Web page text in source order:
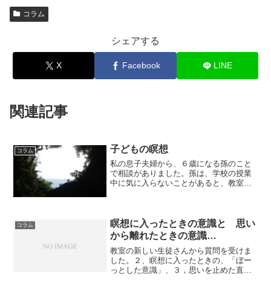
コラム
シェアする
X Facebook LINE
関連記事
コラム 子どもの瞑想
私の息子夫婦から、６歳になる孫のこと
で相談がありました。孫は、学校の授業
中に気に入らないことがあると、教室を
させて、集中力がアップし...
コラム
瞑想に入ったときの意識と 思い
から離れたときの意識…
教室の新しい生徒さんから質問を受けま
した。２、瞑想に入ったときの、「ぼー
っとした意識」、３，思いを止めた直後